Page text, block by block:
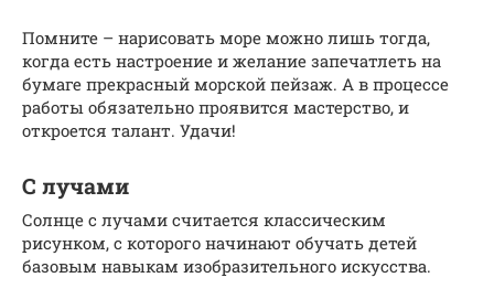
Помните – нарисовать море можно лишь тогда,
когда есть настроение и желание запечатлеть на
бумаге прекрасный морской пейзаж. А в процессе
работы обязательно проявится мастерство, и
откроется талант. Удачи!
С лучами
Солнце с лучами считается классическим
рисунком, с которого начинают обучать детей
базовым навыкам изобразительного искусства.